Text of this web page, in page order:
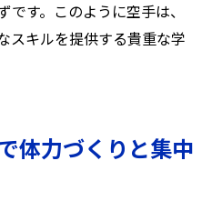
す。このように空手は、
スキルを提供する貴重な学
体力づくりと集中